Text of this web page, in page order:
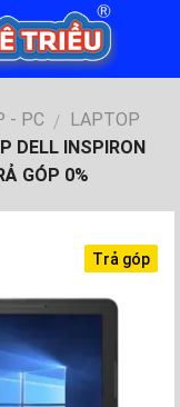
- PC / LAPTOP
DELL INSPIRON
GÓP 0%
Trả góp